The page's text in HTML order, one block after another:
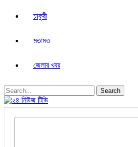
চাকুরী
মতামত
জেলার খবর